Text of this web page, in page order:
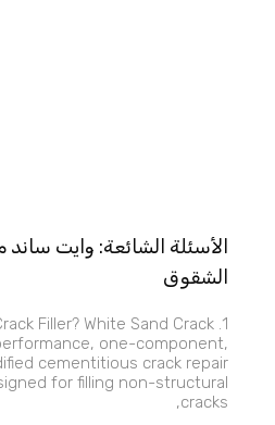
الأسئلة الشائعة: وايت
الشقوق
Filler? White Sand Crack
one-component,
cementitious crack repair
for filling non-structural
cracks,